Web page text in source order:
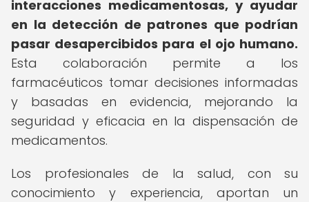
interacciones medicamentosas, y ayudar
en la detección de patrones que podrían
pasar desapercibidos para el ojo humano.
Esta colaboración permite a los
farmacéuticos tomar decisiones informadas
y basadas en evidencia, mejorando la
seguridad y eficacia en la dispensación de
medicamentos.
Los profesionales de la salud, con su
conocimiento y experiencia, aportan un